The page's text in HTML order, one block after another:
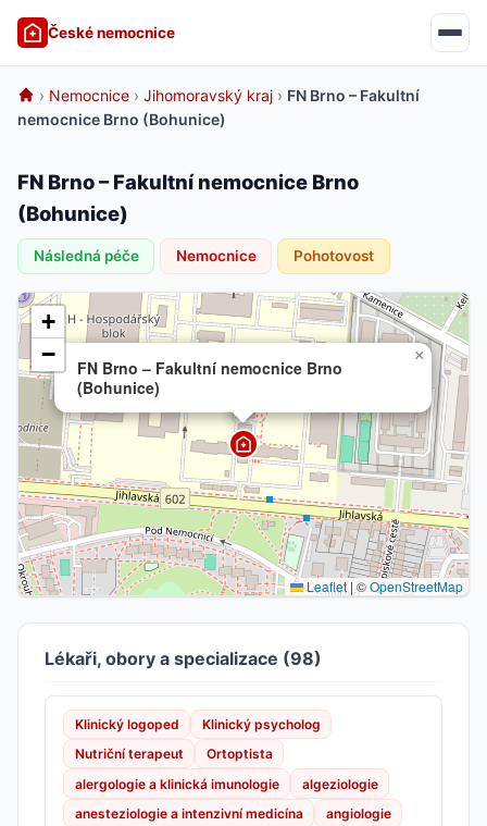
České nemocnice
› Nemocnice › Jihomoravský kraj › FN Brno – Fakultní
nemocnice Brno (Bohunice)
FN Brno – Fakultní nemocnice Brno
(Bohunice)
Následná péče Nemocnice Pohotovost
FN Brno – Fakultní nemocnice Brno
(Bohunice)
×
+
−
Leaflet | ©OpenStreetMap
Lékaři, obory a specializace (98)
Klinický logoped
Klinický psycholog
Nutriční terapeut
Ortoptista
alergologie a klinická imunologie
algeziologie
anesteziologie a intenzivní medicína
angiologie